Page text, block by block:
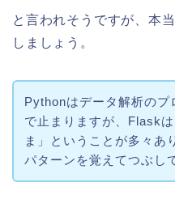
と言われそうですが、本
しましょう。
Pythonはデータ解析のプ
で止まりますが、Flask
ま」ということが多々あ
パターンを覚えてつぶし